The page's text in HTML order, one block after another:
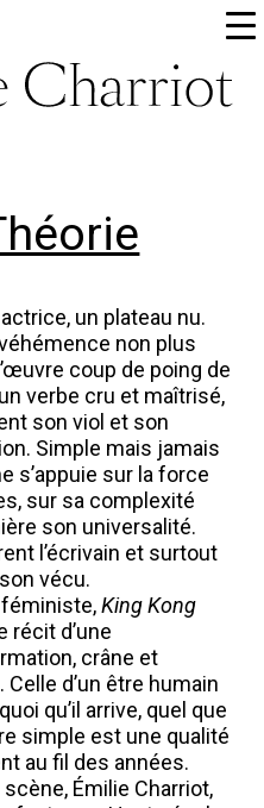
un plateau nu.
non plus
coup de poing de
verbe cru et maîtrisé,
son viol et son
Simple mais jamais
s’appuie sur la force
sur sa complexité
son universalité.
l’écrivain et surtout
vécu.
féministe,King Kong
récit d’une
crâne et
Celle d’un être humain
qu’il arrive, quel que
simple est une qualité
au fil des années.
Émilie Charriot,